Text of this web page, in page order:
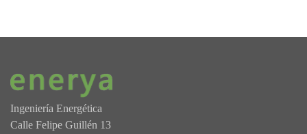
Ingeniería Energética
Calle Felipe Guillén 13